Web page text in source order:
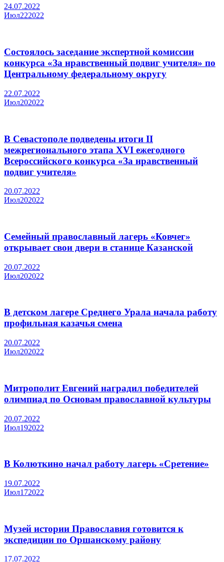
24.07.2022
Июл222022
Состоялось заседание экспертной комиссии
конкурса «За нравственный подвиг учителя» по
Центральному федеральному округу
22.07.2022
Июл202022
В Севастополе подведены итоги II
межрегионального этапа XVI ежегодного
Всероссийского конкурса «За нравственный
подвиг учителя»
20.07.2022
Июл202022
Семейный православный лагерь «Ковчег»
открывает свои двери в станице Казанской
20.07.2022
Июл202022
В детском лагере Среднего Урала начала работу
профильная казачья смена
20.07.2022
Июл202022
Митрополит Евгений наградил победителей
олимпиад по Основам православной культуры
20.07.2022
Июл192022
В Колюткино начал работу лагерь «Сретение»
19.07.2022
Июл172022
Музей истории Православия готовится к
экспедиции по Оршанскому району
17.07.2022